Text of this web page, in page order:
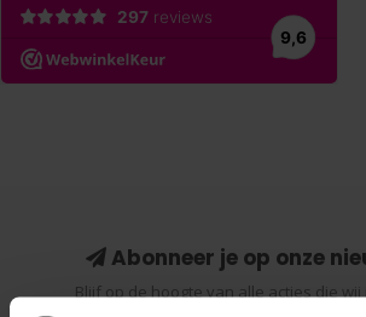
Abonneer je op onze
Blijf op de hoogte van alle acties die